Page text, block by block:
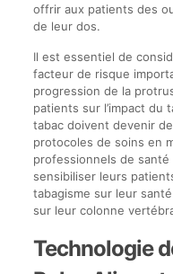
offrir aux patients des
de leur dos.
Il est essentiel de
facteur de risque
progression de la
patients sur l’impact du
tabac doivent devenir
protocoles de soins en
professionnels de santé
sensibiliser leurs
tabagisme sur leur
sur leur colonne
Technologie